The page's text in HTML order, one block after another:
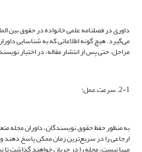
داوری در فصلنامه علمی خانواده در حقوق بین
می‌گیرد. هیچ گونه اطلاعاتی که به شناسایی
مراحل، حتی پس از انتشار مقاله، در اختیار
2-1. سرعت عمل:
به منظور حفظ حقوق نویسندگان، داوران مجله
ارجاعی را در سریع‌ترین زمان ممکن پاسخ دهند و